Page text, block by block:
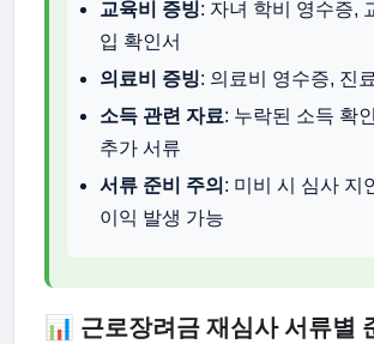
교육비 증빙: 자녀 학비 영수증,
입 확인서
의료비 증빙: 의료비 영수증, 진
소득 관련 자료: 누락된 소득 확
추가 서류
서류 준비 주의 : 미비 시 심사 지
이익 발생 가능
📊 근로장려금 재심사 서류별